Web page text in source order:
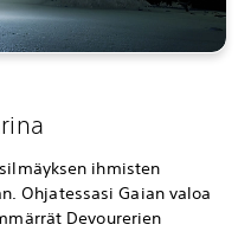
ihmisten
Ohjatessasi Gaian valoa
Devourerien